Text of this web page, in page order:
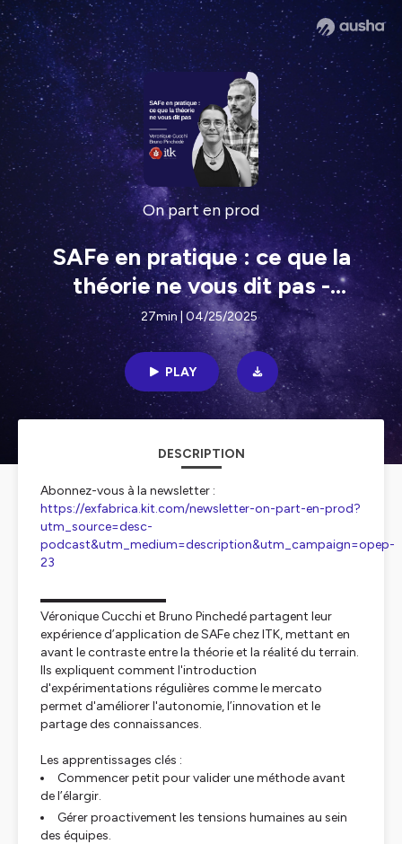
On part en prod
SAFe en pratique : ce que la
théorie ne vous dit pas -
Véronique Cucchi et Bruno
Pinchedé #23
27min | 04/25/2025
PLAY
DESCRIPTION
Abonnez-vous à la newsletter :
https://exfabrica.kit.com/newsletter-on-part-en-prod?
utm_source=desc-
podcast&utm_medium=description&utm_campaign=opep-
23
▬▬▬▬▬▬▬▬▬▬
Véronique Cucchi et Bruno Pinchedé partagent leur
expérience d’application de SAFe chez ITK, mettant en
avant le contraste entre la théorie et la réalité du terrain.
Ils expliquent comment l'introduction
d'expérimentations régulières comme le mercato
permet d'améliorer l'autonomie, l’innovation et le
partage des connaissances.
Les apprentissages clés :
Commencer petit pour valider une méthode avant
de l’élargir.
Gérer proactivement les tensions humaines au sein
des équipes.